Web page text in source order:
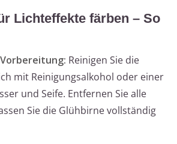
Lichteffekte färben – So
Reinigen Sie die
mit Reinigungsalkohol oder einer
und Seife. Entfernen Sie alle
Sie die Glühbirne vollständig